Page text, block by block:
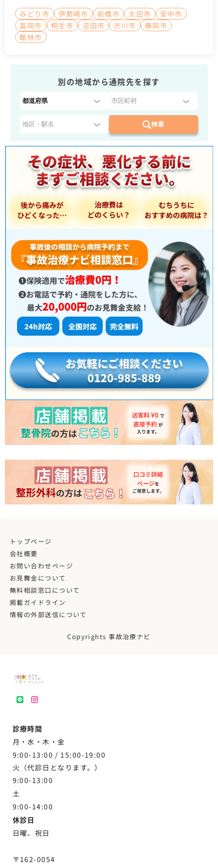
みどり市 伊勢崎市 前橋市 太田市
安中市
富岡市
桐生市 沼田市 渋川市
藤岡市
館林市
別の地域から通院先を探す
都
県
を
選
択
：
検索
トップページ
会社概要
お問い合わせページ
お見舞金について
無料相談窓口について
掲載ガイドライン
情報の外部送信について
Copyrights 事故治療ナビ
LINEinstagram
診療時間
月・水・木・金
9:00-13:00 / 15:00-19:00
火（代診日となります。）
9:00-13:00
土
9:00-14:00
休診日
日曜、祝日
〒162-0054